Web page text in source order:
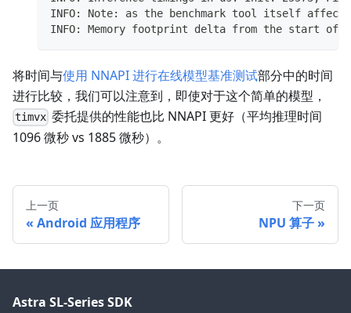
INFO: Note: as the benchmark tool itself
INFO: Memory footprint delta from the start of
将时间与使用 NNAPI 进行在线模型基准测试部分中的时间
进行比较，我们可以注意到，即使对于这个简单的模型，
timvx 委托提供的性能也比 NNAPI 更好（平均推理时间
1096 微秒 vs 1885 微秒）。
上一页
Android 应用程序
下一页
NPU 算子
Astra SL-Series SDK